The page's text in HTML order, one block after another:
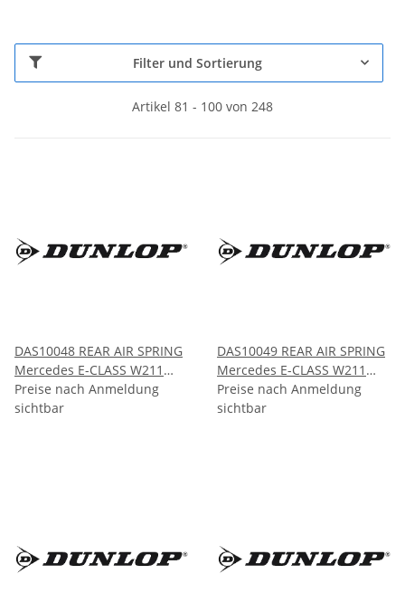
Filter und Sortierung
Artikel 81 - 100 von 248
DAS10048 REAR AIR SPRING
Mercedes E-CLASS W211
AMG CLS-CLASS W219 AMG
2002-2009 2005-2011
Preise nach Anmeldung
sichtbar
DAS10049 REAR AIR SPRING
Mercedes E-CLASS W211
4Matic CLS-CLASS W219
2002-2009 2005-2011
Preise nach Anmeldung
sichtbar